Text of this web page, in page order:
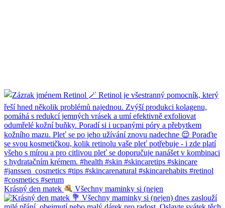
Krásný den matek Všechny maminky si (nejen